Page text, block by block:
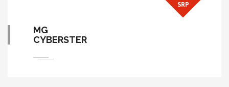
MG
CYBERSTER
SRP